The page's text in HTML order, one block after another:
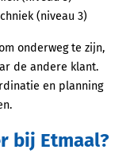
(niveau 3)
onderweg te zijn,
de andere klant.
en planning
bij Etmaal?